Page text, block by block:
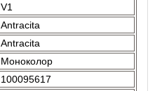
V1
Antracita
Antracita
Моноколор
100095617